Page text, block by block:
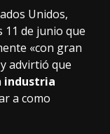
Unidos,
11 de junio que
«con gran
advirtió que
industria
a como